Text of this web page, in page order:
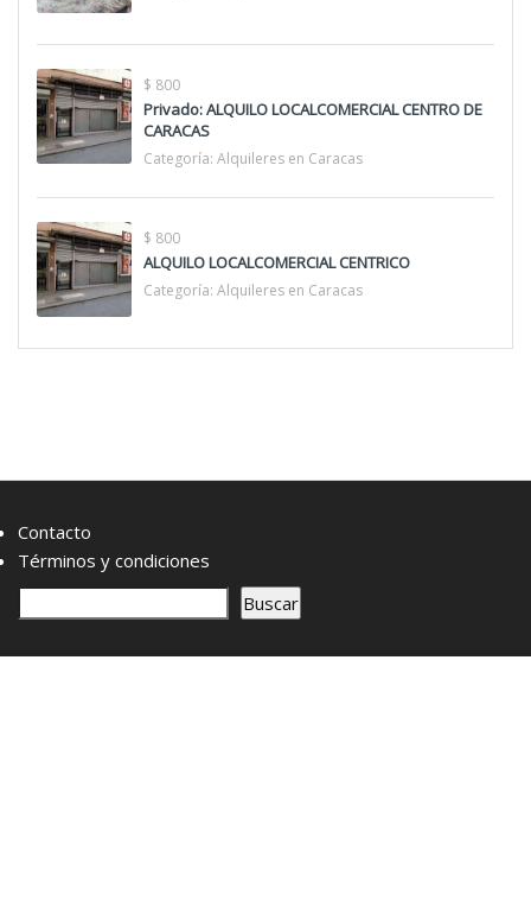
$ 800
Privado: ALQUILO LOCALCOMERCIAL CENTRO DE
CARACAS
Categoría: Alquileres en Caracas
$ 800
ALQUILO LOCALCOMERCIAL CENTRICO
Categoría: Alquileres en Caracas
Contacto
Términos y condiciones
s
Buscar